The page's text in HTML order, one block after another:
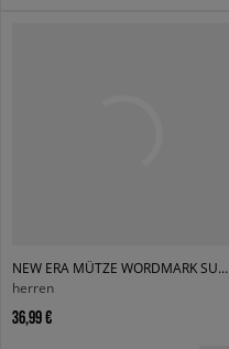
NEW ERA MÜTZE WORDMARK SUEDE EFRAME NYY NEW YORK YANKEES
herren
36,99 €